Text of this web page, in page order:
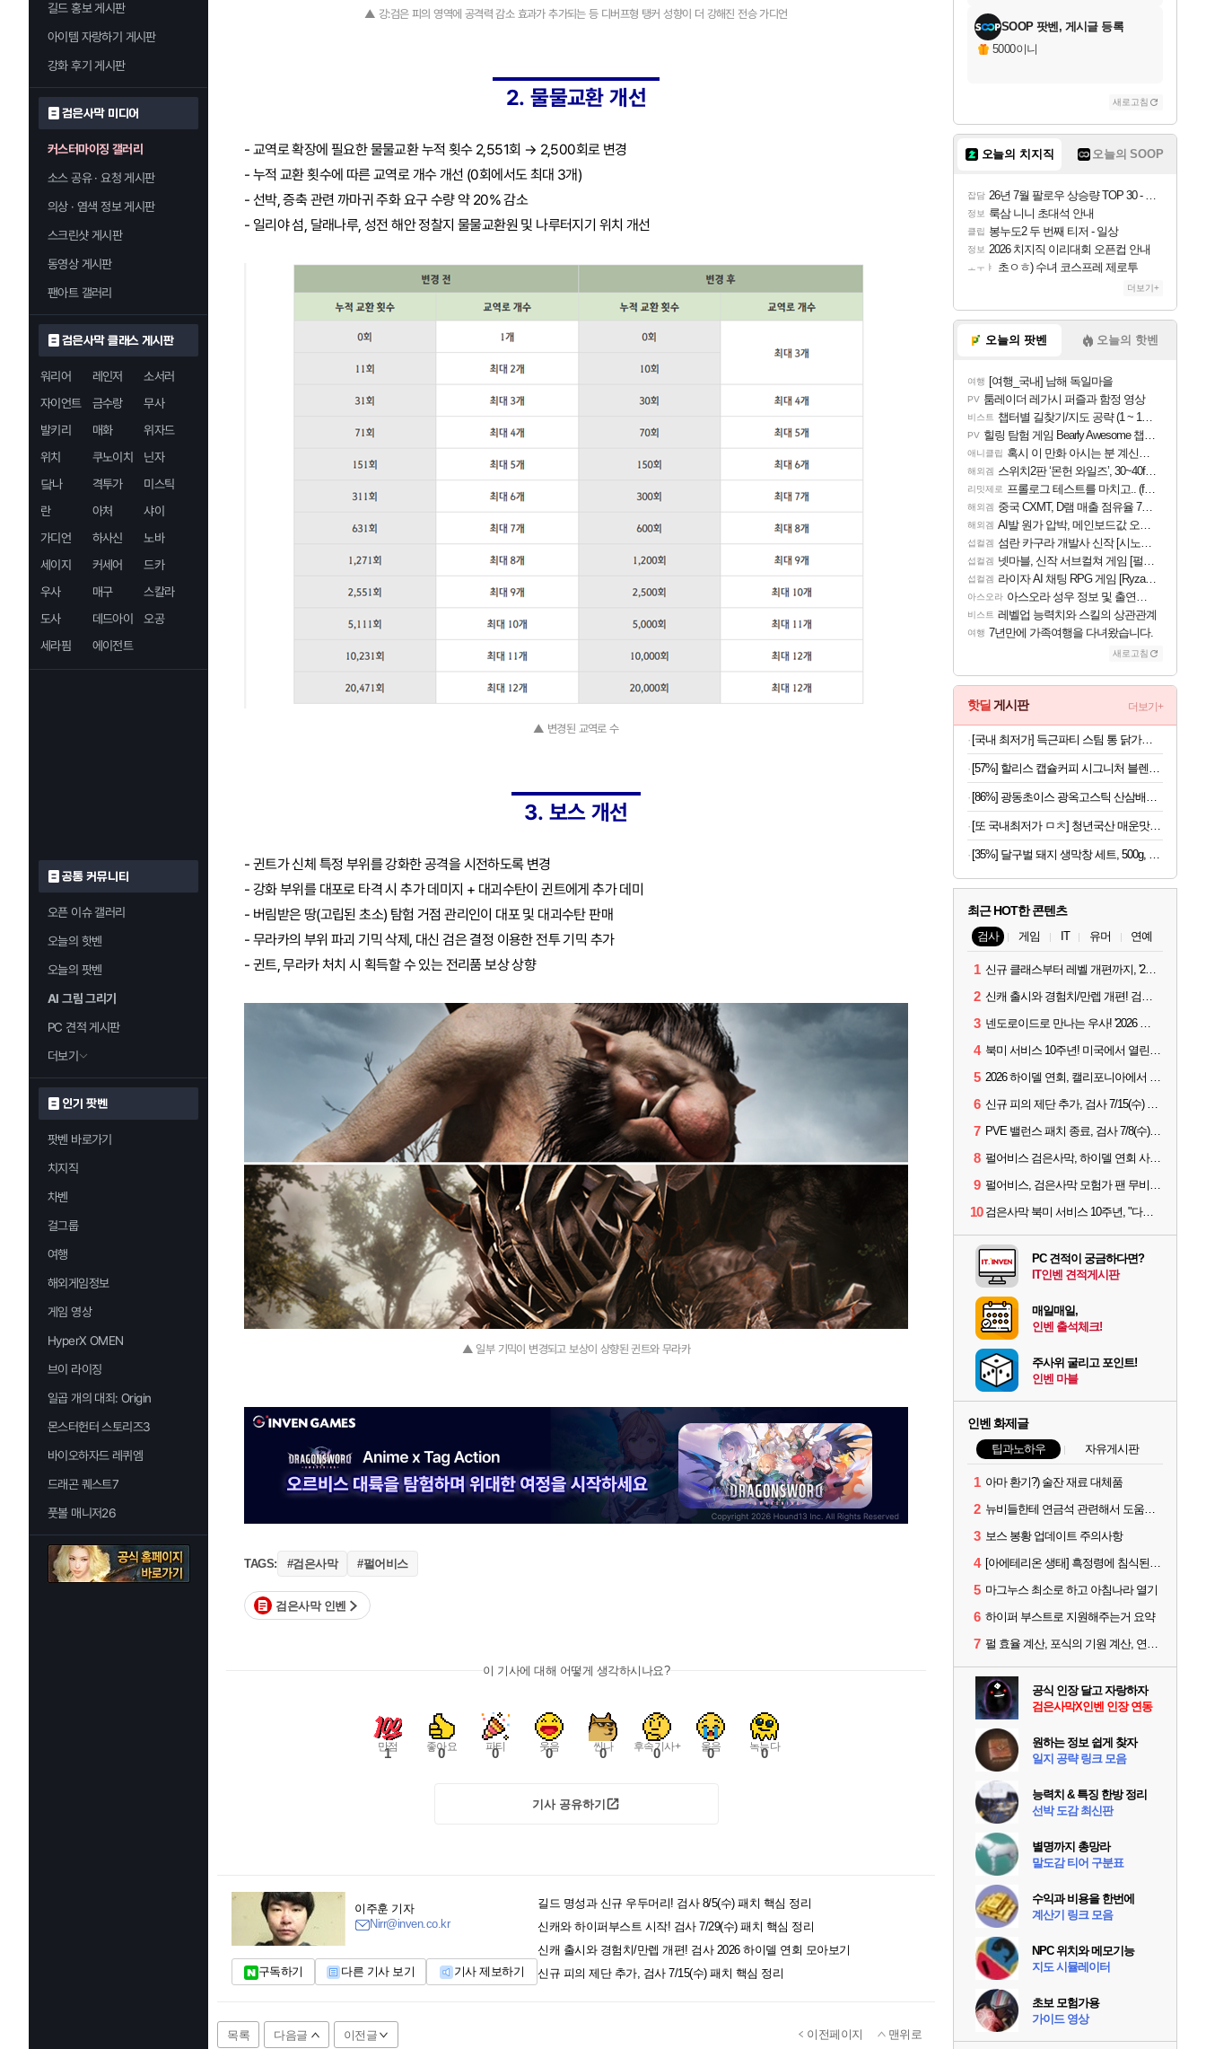
길드 홍보 게시판
아이템 자랑하기 게시판
강화 후기 게시판
검은사막 미디어
커스터마이징 갤러리
소스 공유 · 요청 게시판
의상 · 염색 정보 게시판
스크린샷 게시판
동영상 게시판
팬아트 갤러리
검은사막 클래스 게시판
워리어 레인저
소서러
자이언트
금수랑
무사
발키리
매화
위자드
위치
쿠노이치
닌자
닼나
격투가
미스틱
란
아처
샤이
가디언
하사신
노바
세이지
커세어
드카
우사
매구
스칼라
도사
데드아이
오공
세라핌
에이전트
공통 커뮤니티
오픈 이슈 갤러리
오늘의 핫벤
오늘의 팟벤
AI 그림 그리기
PC 견적 게시판
더보기
인기 팟벤
팟벤 바로가기
치지직
차벤
걸그룹
여행
해외게임정보
게임 영상
HyperX OMEN
브이 라이징
일곱 개의 대죄: Origin
몬스터헌터 스토리즈3
바이오하자드 레퀴엠
드래곤 퀘스트7
풋볼 매니저26
▲ 강:검은 피의 영역에 공격력 감소 효과가 추가되는 등 디버프형 탱커 성향이 더 강해진 전승 가디언
2. 물물교환 개선
- 교역로 확장에 필요한 물물교환 누적 횟수 2,551회 → 2,500회로 변경
- 누적 교환 횟수에 따른 교역로 개수 개선 (0회에서도 최대 3개)
- 선박, 증축 관련 까마귀 주화 요구 수량 약 20% 감소
- 일리야 섬, 달래나루, 성전 해안 정찰지 물물교환원 및 나루터지기 위치 개선
▲ 변경된 교역로 수
3. 보스 개선
- 귄트가 신체 특정 부위를 강화한 공격을 시전하도록 변경
- 강화 부위를 대포로 타격 시 추가 데미지 + 대괴수탄이 귄트에게 추가 데미
- 버림받은 땅(고립된 초소) 탐험 거점 관리인이 대포 및 대괴수탄 판매
- 무라카의 부위 파괴 기믹 삭제, 대신 검은 결정 이용한 전투 기믹 추가
- 귄트, 무라카 처치 시 획득할 수 있는 전리품 보상 상향
▲ 일부 기믹이 변경되고 보상이 상향된 귄트와 무라카
TAGS: #검은사막 #펄어비스
검은사막 인벤
이 기사에 대해 어떻게 생각하시나요?
만점
1 좋아요
0 파티
0 웃음
0 씬나
0 후속기사+
0 울음
0 녹는다
0
기사 공유하기
이주훈 기자
Nirr@inven.co.kr
구독하기 다른 기사 보기 기사 제보하기
길드 명성과 신규 우두머리! 검사 8/5(수) 패치 핵심 정리
신캐와 하이퍼부스트 시작! 검사 7/29(수) 패치 핵심 정리
신캐 출시와 경험치/만렙 개편! 검사 2026 하이델 연회 모아보기
신규 피의 제단 추가, 검사 7/15(수) 패치 핵심 정리
목록 다음글 이전글 이전페이지 맨위로
SOOP 팟벤, 게시글 등록
5000이니
새로고침
오늘의 치지직 오늘의 SOOP
잡담 26년 7월 팔로우 상승량 TOP 30 - 월간 치지직
정보 룩삼 니니 초대석 안내
클립 봉누도2 두 번째 티저 - 일상
정보 2026 치지직 이리대회 오픈컵 안내
ㅗㅜㅑ 초ㅇㅎ) 수녀 코스프레 제로투
더보기+
오늘의 팟벤 오늘의 핫벤
여행 [여행_국내] 남해 독일마을
PV 툼레이더 레가시 퍼즐과 함정 영상
비스트 챕터별 길찾기/지도 공략 (1 ~ 12장)
PV 힐링 탐험 게임 Bearly Awesome 챕터 1 트레일러
애니클립 혹시 이 만화 아시는 분 계신가요
해외겜 스위치2판 ‘몬헌 와일즈’, 30~40fps 목표 추정
리밋제로 프롤로그 테스트를 마치고.. (feat. 리아)
해외겜 중국 CXMT, D램 매출 점유율 7%…글로벌 4위로 부상
해외겜 AI발 원가 압박, 메인보드값 오르나
섭컬겜 섬란 카구라 개발사 신작 [시노비 넥서스] 연내 출시 예정
섭컬겜 넷마블, 신작 서브컬쳐 게임 [펄 인 블루] 티저 사이트 오픈
섭컬겜 라이자 AI 채팅 RPG 게임 [RyzaChat: AI] 공개
아스오라 아스오라 성우 정보 및 출연작 모음
비스트 레벨업 능력치와 스킬의 상관관계
여행 7년만에 가족여행을 다녀왔습니다.
새로고침
핫딜 게시판 더보기+
[국내 최저가] 득근파티 스팀 통 닭가슴살 6종 혼합 x 30팩
[또 국내최저가 ㅁㅊ] 청년국산 매운맛 굵은 고춧가루 1kg
[35%] 달구벌 돼지 생막창 세트, 500g, 2봉
최근 HOT한 콘텐츠
검사 게임 IT 유머 연예
1 신규 클래스부터 레벨 개편까지, '2026 검은사막 하이델 연회' 총정리
2 신캐 출시와 경험치/만렙 개편! 검사 2026 하이델 연회 모아보기
3 넨도로이드로 만나는 우사! '2026 하이델 연회' 막바지 깜짝 공개
4 북미 서비스 10주년! 미국에서 열린 '검은사막 하이델 연회'
5 2026 하이델 연회, 캘리포니아에서 개최
6 신규 피의 제단 추가, 검사 7/15(수) 패치 핵심 정리
7 PVE 밸런스 패치 종료, 검사 7/8(수) 패치 핵심 정리
8 펄어비스 검은사막, 하이델 연회 사전 이벤트 시작
9 펄어비스, 검은사막 모험가 팬 무비 '마디걸스' 글로벌 상영회 개최
10 검은사막 북미 서비스 10주년, "다음 10년도 우리만의 액션으로"
PC 견적이 궁금하다면?
IT인벤 견적게시판
매일매일,
인벤 출석체크!
주사위 굴리고 포인트!
인벤 마블
인벤 화제글
팁과노하우 자유게시판
1 아마 환기?) 술잔 재료 대체품
2 뉴비들한테 연금석 관련해서 도움이 될까해서..(벨의심장 등)
3 보스 봉황 업데이트 주의사항
4 [아에테리온 생태] 흑정령에 침식된 검사/용병
5 마그누스 최소로 하고 아침나라 열기
6 하이퍼 부스트로 지원해주는거 요약
7 펄 효율 계산, 포식의 기원 계산, 연금석 계산 사이트 공유
공식 인장 달고 자랑하자
검은사막X인벤 인장 연동
원하는 정보 쉽게 찾자
일지 공략 링크 모음
능력치 & 특징 한방 정리
선박 도감 최신판
별명까지 총망라
말도감 티어 구분표
수익과 비용을 한번에
계산기 링크 모음
NPC 위치와 메모기능
지도 시뮬레이터
초보 모험가용
가이드 영상